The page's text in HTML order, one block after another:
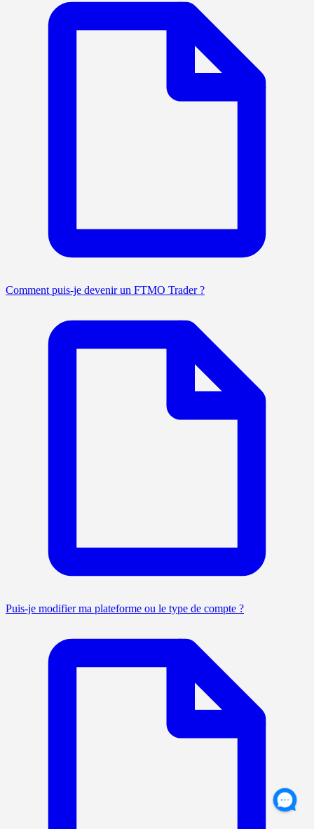
Comment puis-je devenir un FTMO Trader ?
Puis-je modifier ma plateforme ou le type de compte ?